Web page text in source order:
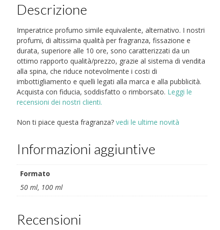
Descrizione
Imperatrice profumo simile equivalente, alternativo. I nostri
profumi, di altissima qualità per fragranza, fissazione e
durata, superiore alle 10 ore, sono caratterizzati da un
ottimo rapporto qualità/prezzo, grazie al sistema di vendita
alla spina, che riduce notevolmente i costi di
imbottigliamento e quelli legati alla marca e alla pubblicità.
Acquista con fiducia, soddisfatto o rimborsato. Leggi le
recensioni dei nostri clienti.
Non ti piace questa fragranza? vedi le ultime novità
Informazioni aggiuntive
Formato
50 ml, 100 ml
Recensioni